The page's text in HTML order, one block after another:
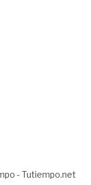
- Tutiempo.net